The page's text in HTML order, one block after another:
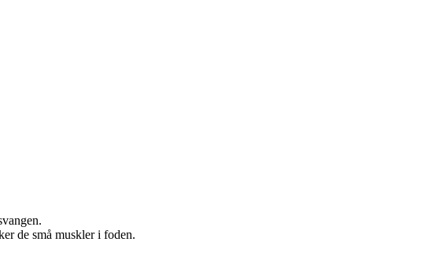
de små muskler i foden.